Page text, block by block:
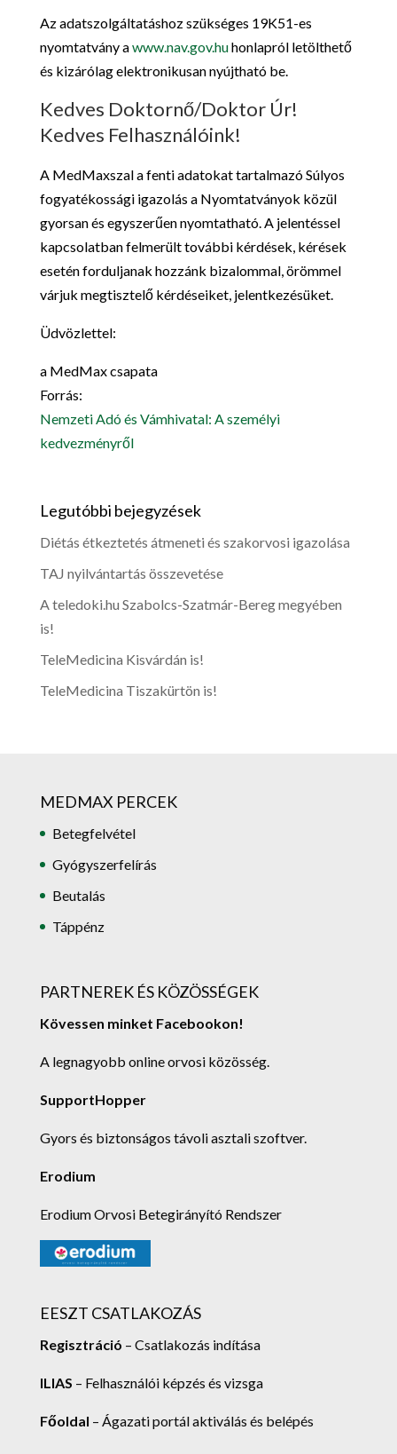
Az adatszolgáltatáshoz szükséges 19K51-es
nyomtatvány awww.nav.gov.huhonlapról letölthető
és kizárólag elektronikusan nyújtható be.
Kedves Doktornő/Doktor Úr!
Kedves Felhasználóink!
A MedMaxszal a fenti adatokat tartalmazó Súlyos
fogyatékossági igazolás a Nyomtatványok közül
gyorsan és egyszerűen nyomtatható. A jelentéssel
kapcsolatban felmerült további kérdések, kérések
esetén forduljanak hozzánk bizalommal, örömmel
várjuk megtisztelő kérdéseiket, jelentkezésüket.
Üdvözlettel:
a MedMax csapata
Forrás:
Nemzeti Adó és Vámhivatal: A személyi
kedvezményről
Legutóbbi bejegyzések
Diétás étkeztetés átmeneti és szakorvosi igazolása
TAJ nyilvántartás összevetése
A teledoki.hu Szabolcs-Szatmár-Bereg megyében
is!
TeleMedicina Kisvárdán is!
TeleMedicina Tiszakürtön is!
MEDMAX PERCEK
Betegfelvétel
Gyógyszerfelírás
Beutalás
Táppénz
PARTNEREK ÉS KÖZÖSSÉGEK
Kövessen minket Facebookon!
A legnagyobb online orvosi közösség.
SupportHopper
Gyors és biztonságos távoli asztali szoftver.
Erodium
Erodium Orvosi Betegirányító Rendszer
EESZT CSATLAKOZÁS
Regisztráció – Csatlakozás indítása
ILIAS – Felhasználói képzés és vizsga
Főoldal – Ágazati portál aktiválás és belépés